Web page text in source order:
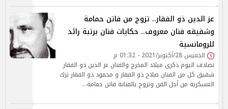
عز الدين ذو الفقار.. تزوج من فاتن حمامة
وشقيقه فنان معروف.. حكايات فنان برتبة رائد
للرومانسية
الخميس 28/أكتوبر/2021 - 01:32 م
تصادف اليوم ذكرى ميلاد المخرج والفنان عز الدين ذو الفقار
شقيق كل من الفنان صلاح ذو الفقار و محمود ذو الفقار ترك
العسكرية من أجل الفن وتزوج بالفنانة فاتن حمامة…